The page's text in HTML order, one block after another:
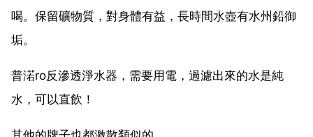
喝。保留礦物質，對身體有益，長時間水壺有水州鉛御
垢。
普渃ro反滲透淨水器，需要用電，過濾出來的水是純
水，可以直飲！